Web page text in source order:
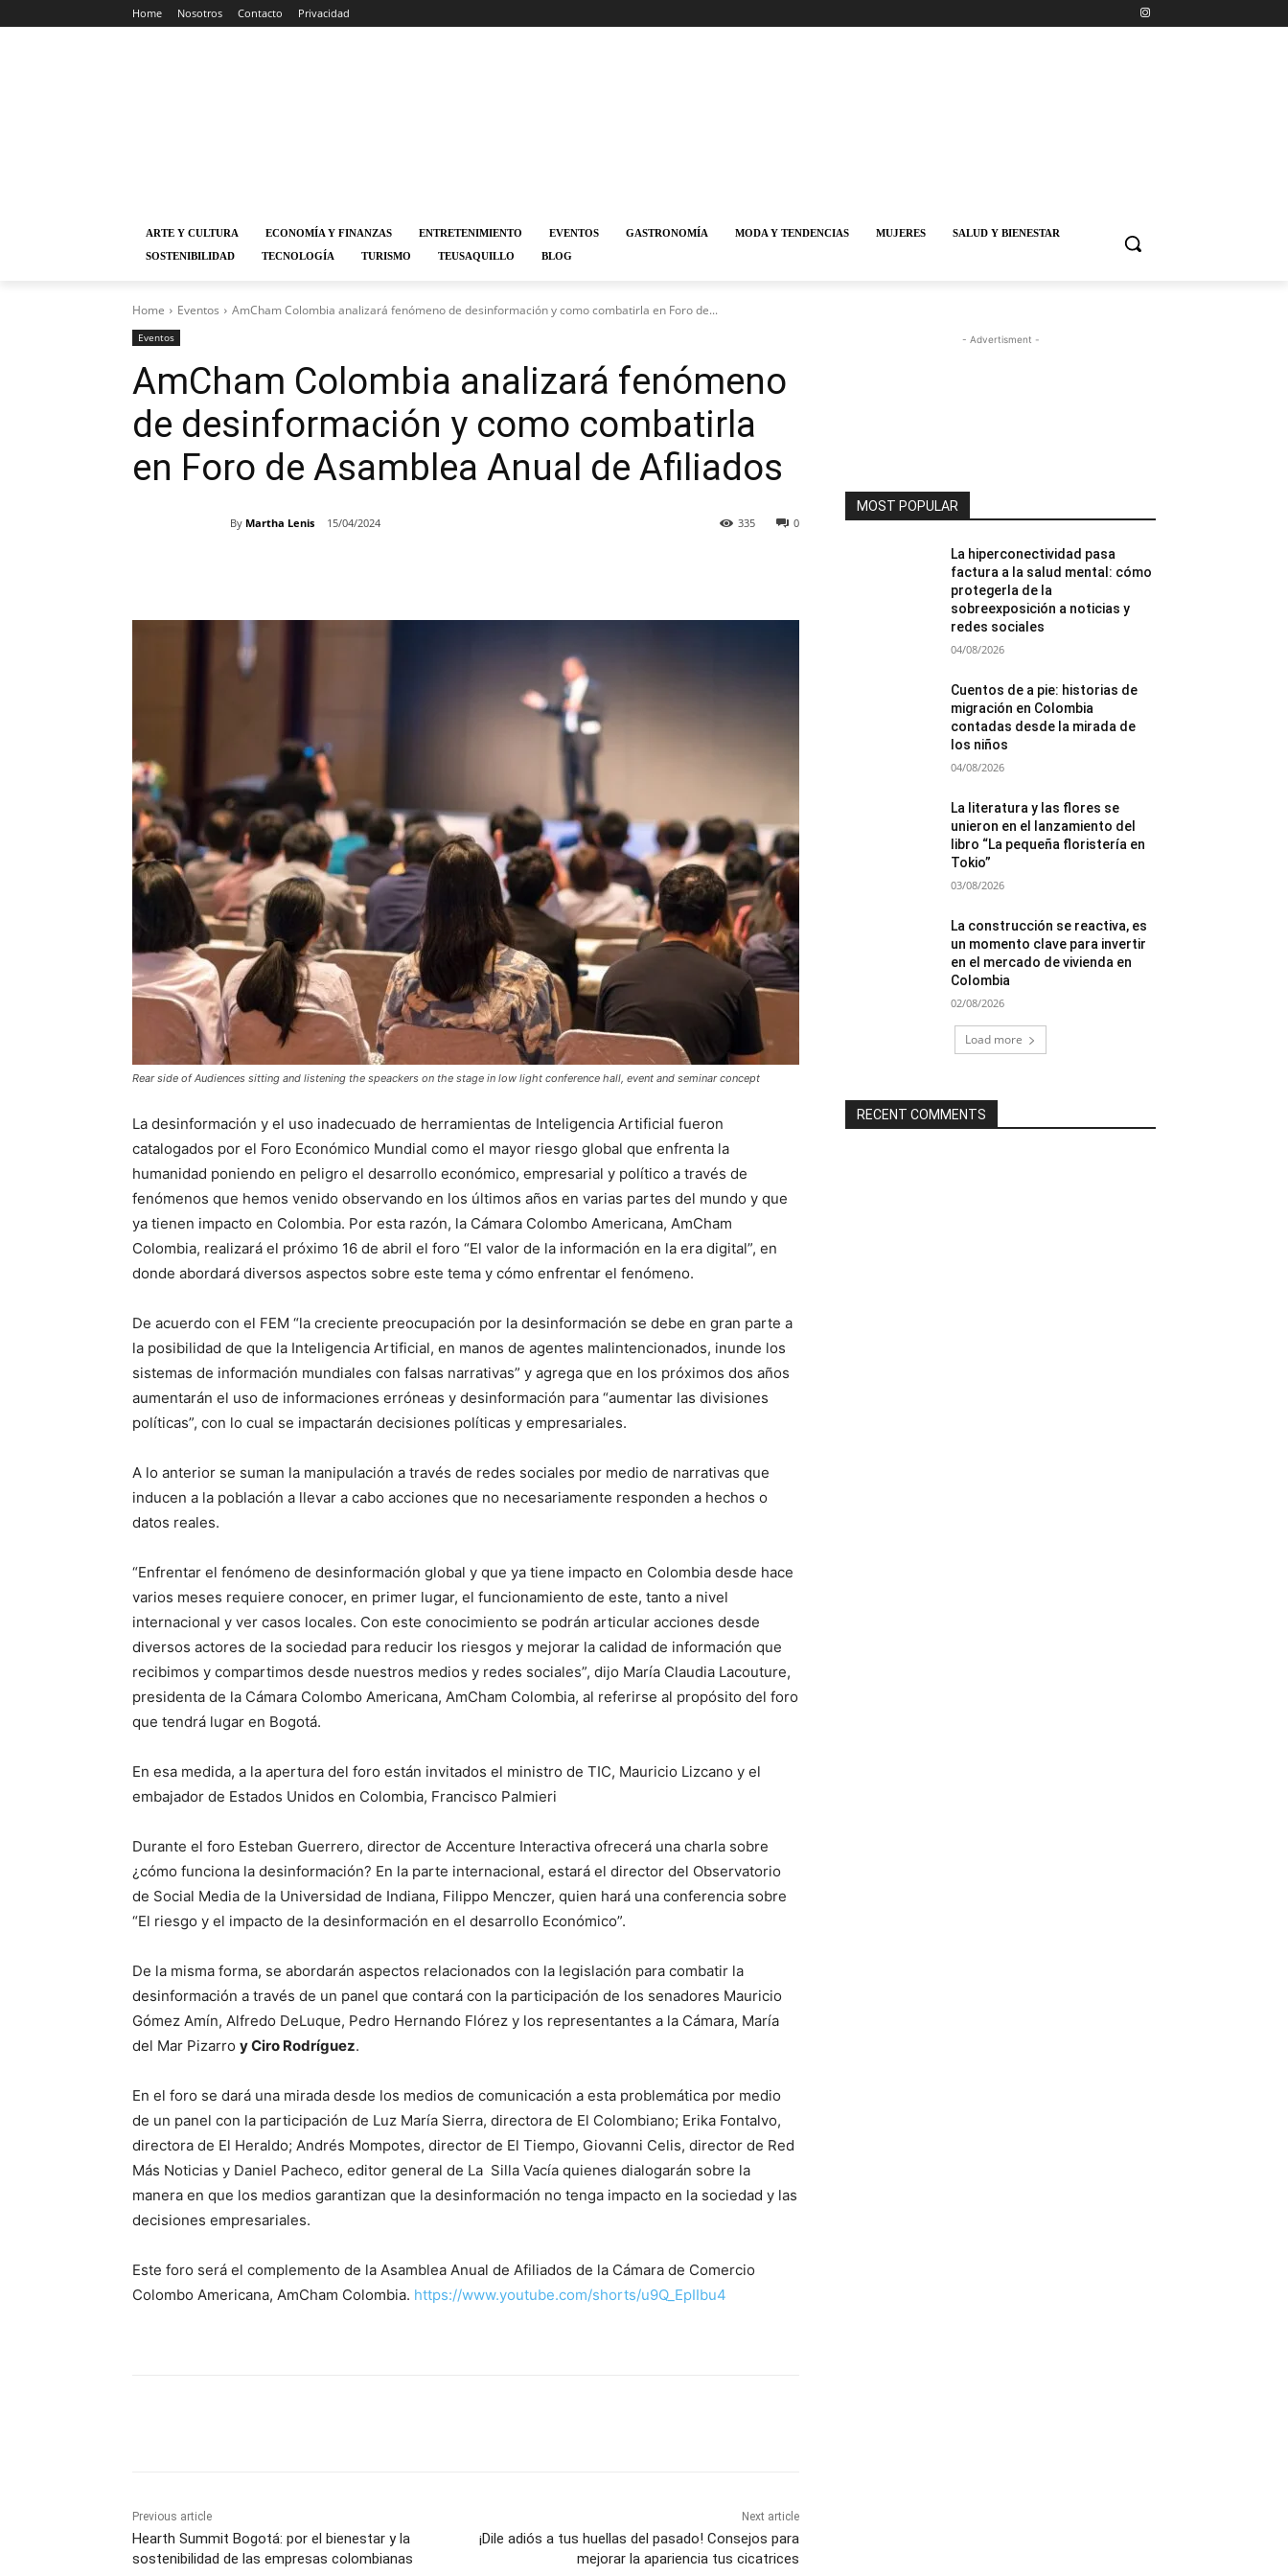
Home Nosotros Contacto Privacidad
ARTE Y CULTURA ECONOMÍA Y FINANZAS ENTRETENIMIENTO EVENTOS GASTRONOMÍA MODA Y TENDENCIAS MUJERES
SALUD Y BIENESTAR
SOSTENIBILIDAD
TECNOLOGÍA TURISMO TEUSAQUILLO BLOG
Home Eventos AmCham Colombia analizará fenómeno de desinformación y como combatirla en Foro de...
Eventos
AmCham Colombia analizará fenómeno
de desinformación y como combatirla
en Foro de Asamblea Anual de Afiliados
By Martha Lenis 15/04/2024 0
335
Rear side of Audiences sitting and listening the speackers on the stage in low light conference hall, event and seminar concept
La desinformación y el uso inadecuado de herramientas de Inteligencia Artificial fueron
catalogados por el Foro Económico Mundial como el mayor riesgo global que enfrenta la
humanidad poniendo en peligro el desarrollo económico, empresarial y político a través de
fenómenos que hemos venido observando en los últimos años en varias partes del mundo y que
ya tienen impacto en Colombia. Por esta razón, la Cámara Colombo Americana, AmCham
Colombia, realizará el próximo 16 de abril el foro “El valor de la información en la era digital”, en
donde abordará diversos aspectos sobre este tema y cómo enfrentar el fenómeno.
De acuerdo con el FEM “la creciente preocupación por la desinformación se debe en gran parte a
la posibilidad de que la Inteligencia Artificial, en manos de agentes malintencionados, inunde los
sistemas de información mundiales con falsas narrativas” y agrega que en los próximos dos años
aumentarán el uso de informaciones erróneas y desinformación para “aumentar las divisiones
políticas”, con lo cual se impactarán decisiones políticas y empresariales.
A lo anterior se suman la manipulación a través de redes sociales por medio de narrativas que
inducen a la población a llevar a cabo acciones que no necesariamente responden a hechos o
datos reales.
“Enfrentar el fenómeno de desinformación global y que ya tiene impacto en Colombia desde hace
varios meses requiere conocer, en primer lugar, el funcionamiento de este, tanto a nivel
internacional y ver casos locales. Con este conocimiento se podrán articular acciones desde
diversos actores de la sociedad para reducir los riesgos y mejorar la calidad de información que
recibimos y compartimos desde nuestros medios y redes sociales”, dijo María Claudia Lacouture,
presidenta de la Cámara Colombo Americana, AmCham Colombia, al referirse al propósito del foro
que tendrá lugar en Bogotá.
En esa medida, a la apertura del foro están invitados el ministro de TIC, Mauricio Lizcano y el
embajador de Estados Unidos en Colombia, Francisco Palmieri
Durante el foro Esteban Guerrero, director de Accenture Interactiva ofrecerá una charla sobre
¿cómo funciona la desinformación? En la parte internacional, estará el director del Observatorio
de Social Media de la Universidad de Indiana, Filippo Menczer, quien hará una conferencia sobre
“El riesgo y el impacto de la desinformación en el desarrollo Económico”.
De la misma forma, se abordarán aspectos relacionados con la legislación para combatir la
desinformación a través de un panel que contará con la participación de los senadores Mauricio
Gómez Amín, Alfredo DeLuque, Pedro Hernando Flórez y los representantes a la Cámara, María
del Mar Pizarro y Ciro Rodríguez.
En el foro se dará una mirada desde los medios de comunicación a esta problemática por medio
de un panel con la participación de Luz María Sierra, directora de El Colombiano; Erika Fontalvo,
directora de El Heraldo; Andrés Mompotes, director de El Tiempo, Giovanni Celis, director de Red
Más Noticias y Daniel Pacheco, editor general de La Silla Vacía quienes dialogarán sobre la
manera en que los medios garantizan que la desinformación no tenga impacto en la sociedad y las
decisiones empresariales.
Este foro será el complemento de la Asamblea Anual de Afiliados de la Cámara de Comercio
Colombo Americana, AmCham Colombia. https://www.youtube.com/shorts/u9Q_EpIIbu4
Previous article
Hearth Summit Bogotá: por el bienestar y la
sostenibilidad de las empresas colombianas
Next article
¡Dile adiós a tus huellas del pasado! Consejos para
mejorar la apariencia tus cicatrices
- Advertisment -
MOST POPULAR
La hiperconectividad pasa
factura a la salud mental: cómo
protegerla de la
sobreexposición a noticias y
redes sociales
04/08/2026
Cuentos de a pie: historias de
migración en Colombia
contadas desde la mirada de
los niños
04/08/2026
La literatura y las flores se
unieron en el lanzamiento del
libro “La pequeña floristería en
Tokio”
03/08/2026
La construcción se reactiva, es
un momento clave para invertir
en el mercado de vivienda en
Colombia
02/08/2026
Load more
RECENT COMMENTS